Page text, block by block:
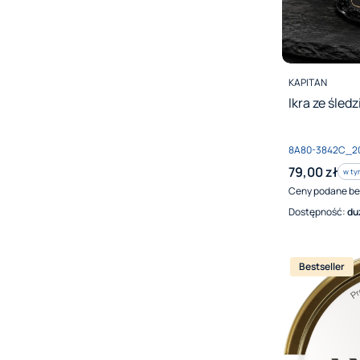
PRODUCENT
KAPITAN
Ikra ze
Kod produktu
8A80-
Cena brutto
79,00 zł w
w
Ceny podane
Dostępność:
Bestseller